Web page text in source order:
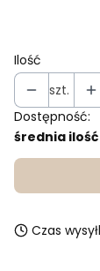
Ilość
szt.
Dostępność:
średnia ilość
Czas